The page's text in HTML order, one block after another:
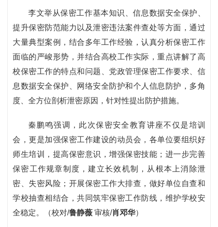
李文举从保密工作基本知识、信息数据安全保护、
提升保密防范能力以及泄密违法案件查处等方面，通过
大量典型案例，结合多年工作经验，认真分析保密工作
面临的严峻形势，并结合高校工作实际，重点讲解了高
校保密工作的特点和问题、党政管理保密工作要求、信
息数据安全保护、网络安全防护和个人信息防护，多角
度、全方位剖析泄密原因，针对性提出防护措施。
秦鹏鸣强调，此次保密安全教育讲座不仅是培训
会，更是加强保密工作建设的动员会，各单位要组织好
师生培训，提高保密意识，增强保密技能；进一步完善
保密工作规章制度，建立长效机制，从根本上消除泄
密、失密风险；开展保密工作大排查，做好单位自查和
学校抽查相结合，共同筑牢保密工作防线，维护学校安
全稳定。（校对/鲁静薇 审核/肖邓华）